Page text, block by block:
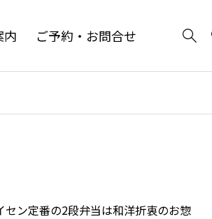
内 ご予約・お問合せ
セン定番の2段弁当は和洋折衷のお惣